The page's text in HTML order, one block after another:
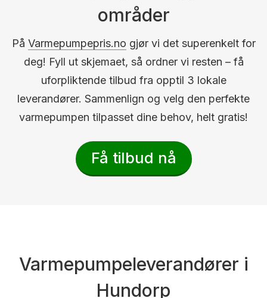
områder
På Varmepumpepris.no gjør vi det superenkelt for
deg! Fyll ut skjemaet, så ordner vi resten – få
uforpliktende tilbud fra opptil 3 lokale
leverandører. Sammenlign og velg den perfekte
varmepumpen tilpasset dine behov, helt gratis!
Få tilbud nå
Varmepumpeleverandører i
Hundorp